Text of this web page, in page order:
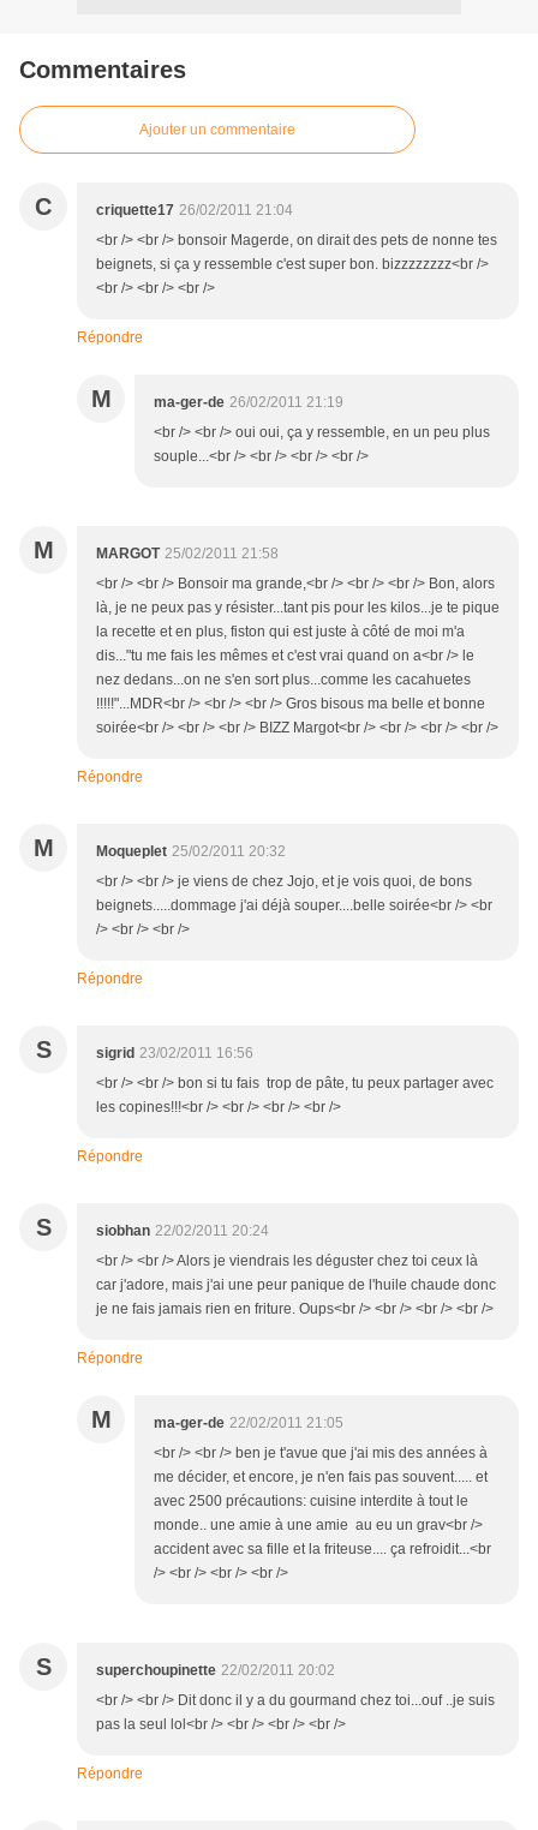
Commentaires
Ajouter un commentaire
C criquette17 26/02/2011 21:04
<br /> <br /> bonsoir Magerde, on dirait des pets de nonne tes
beignets, si ça y ressemble c'est super bon. bizzzzzzzz<br />
<br /> <br /> <br />
Répondre
M ma-ger-de 26/02/2011 21:19
<br /> <br /> oui oui, ça y ressemble, en un peu plus
souple...<br /> <br /> <br /> <br />
M MARGOT 25/02/2011 21:58
<br /> <br /> Bonsoir ma grande,<br /> <br /> <br /> Bon, alors
là, je ne peux pas y résister...tant pis pour les kilos...je te pique
la recette et en plus, fiston qui est juste à côté de moi m'a
dis..."tu me fais les mêmes et c'est vrai quand on a<br /> le
nez dedans...on ne s'en sort plus...comme les cacahuetes
!!!!!"...MDR<br /> <br /> <br /> Gros bisous ma belle et bonne
soirée<br /> <br /> <br /> BIZZ Margot<br /> <br /> <br /> <br />
Répondre
M Moqueplet 25/02/2011 20:32
<br /> <br /> je viens de chez Jojo, et je vois quoi, de bons
beignets.....dommage j'ai déjà souper....belle soirée<br /> <br
/> <br /> <br />
Répondre
S sigrid 23/02/2011 16:56
<br /> <br /> bon si tu fais trop de pâte, tu peux partager avec
les copines!!!<br /> <br /> <br /> <br />
Répondre
S siobhan 22/02/2011 20:24
<br /> <br /> Alors je viendrais les déguster chez toi ceux là
car j'adore, mais j'ai une peur panique de l'huile chaude donc
je ne fais jamais rien en friture. Oups<br /> <br /> <br /> <br />
Répondre
M ma-ger-de 22/02/2011 21:05
<br /> <br /> ben je t'avue que j'ai mis des années à
me décider, et encore, je n'en fais pas souvent..... et
avec 2500 précautions: cuisine interdite à tout le
monde.. une amie à une amie au eu un grav<br />
accident avec sa fille et la friteuse.... ça refroidit...<br
/> <br /> <br /> <br />
S superchoupinette 22/02/2011 20:02
<br /> <br /> Dit donc il y a du gourmand chez toi...ouf ..je suis
pas la seul lol<br /> <br /> <br /> <br />
Répondre